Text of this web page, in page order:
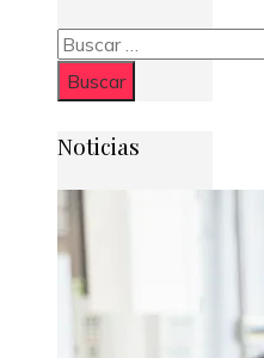
Buscar:
Noticias